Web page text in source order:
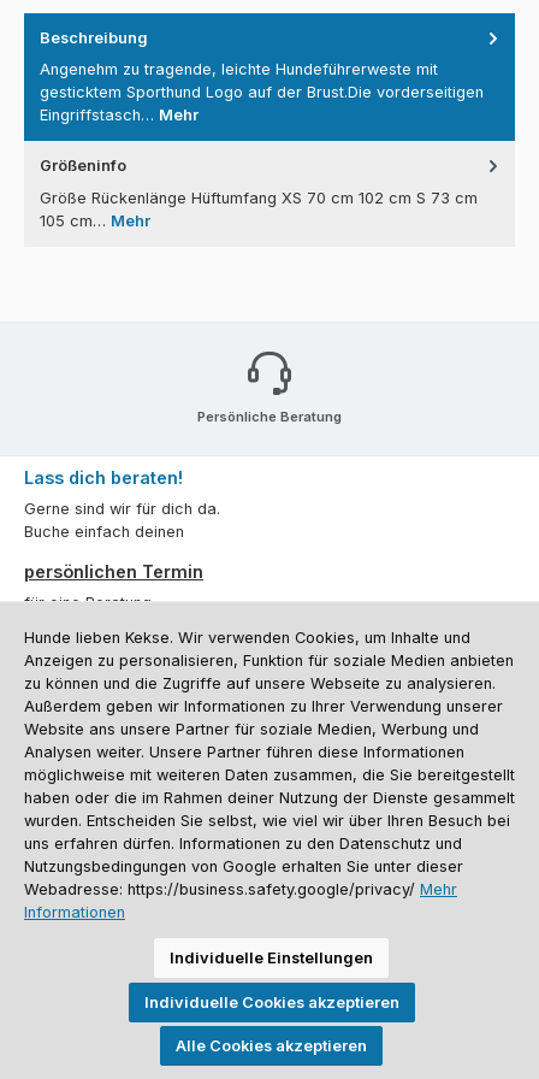
Beschreibung
Angenehm zu tragende, leichte Hundeführerweste mit
gesticktem Sporthund Logo auf der Brust.Die vorderseitigen
Eingriffstasch… Mehr
Größeninfo
Größe Rückenlänge Hüftumfang XS 70 cm 102 cm S 73 cm
105 cm… Mehr
Persönliche Beratung
Lass dich beraten!
Gerne sind wir für dich da.
Buche einfach deinen
persönlichen Termin
für eine Beratung.
Oder über unserKontaktformular.
Vertrag widerrufen
Kundenservice
Informationen
Social Media und Kontakt
Versandinformationen
Batterieentsorgung
Warenrücksendung Sporthund Katalog
Alle Preise inkl. gesetzl. Mehrwertsteuer zzgl.Versandkosten
anders angegeben. Preise vor dem Login werden in Euro (DE) angezeigt.
Streichpreise = UVP-Preise. Abbildungen ähnlich. Änderungen
vorbehalten.
© 2026 Sporthund - Alle Rechte vorbehalten. Theme by
Hunde lieben Kekse. Wir verwenden Cookies, um Inhalte und
Anzeigen zu personalisieren, Funktion für soziale Medien anbieten
zu können und die Zugriffe auf unsere Webseite zu analysieren.
Außerdem geben wir Informationen zu Ihrer Verwendung unserer
Website ans unsere Partner für soziale Medien, Werbung und
Analysen weiter. Unsere Partner führen diese Informationen
möglichweise mit weiteren Daten zusammen, die Sie bereitgestellt
haben oder die im Rahmen deiner Nutzung der Dienste gesammelt
wurden. Entscheiden Sie selbst, wie viel wir über Ihren Besuch bei
uns erfahren dürfen. Informationen zu den Datenschutz und
Nutzungsbedingungen von Google erhalten Sie unter dieser
Webadresse: https://business.safety.google/privacy/ Mehr
Informationen
Individuelle Einstellungen
Individuelle Cookies akzeptieren
Alle Cookies akzeptieren